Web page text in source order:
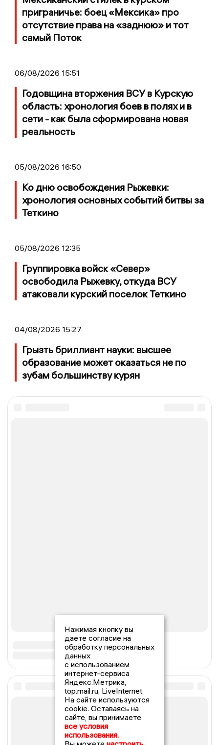
приграничье: боец «Мексика» про
отсутствие права на «заднюю» и тот
самый Поток
06/08/2026 15:51
Годовщина вторжения ВСУ в Курскую
область: хронология боев в полях и в
сети - как была сформирована новая
реальность
05/08/2026 16:50
Ко дню освобождения Рыжевки:
хронология основных событий битвы за
Теткино
05/08/2026 12:35
Группировка войск «Север»
освободила Рыжевку, откуда ВСУ
атаковали курский поселок Теткино
04/08/2026 15:27
Грызть бриллиант науки: высшее
образование может оказаться не по
зубам большинству курян
Нажимая кнопку вы
даете согласие на
обработку персональных
данных
с использованием
интернет-сервиса
Яндекс.Метрика,
top.mail.ru, LiveInternet.
На сайте используются
cookie. Оставаясь на
сайте, вы принимаете
все условия
использования.